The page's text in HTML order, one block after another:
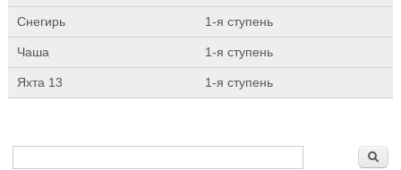
Снегирь 1-я ступень
Чаша 1-я ступень
Яхта 13 1-я ступень
Форма поиска